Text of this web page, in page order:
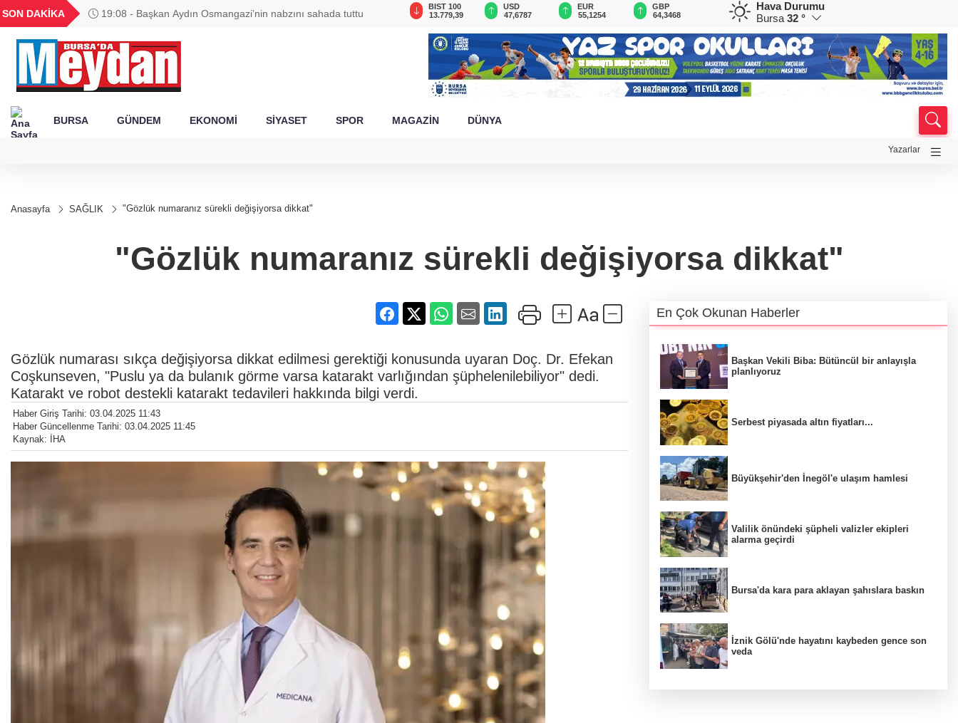
SON DAKİKA 19:08 - Başkan Aydın Osmangazi’nin nabzını sahada tuttu
GEL
18,2677
16,3788
27,9743
0,0018
6.660,55
BIST 100
13.779,39
USD
47,6787
EUR
55,1254
GBP
64,3468
CHF
59,0083
CAD
34,1883
Hava Durumu
Bursa 32 °
BURSA GÜNDEM EKONOMİ SİYASET SPOR MAGAZİN DÜNYA
Yazarlar
Anasayfa SAĞLIK "Gözlük numaranız sürekli değişiyorsa dikkat"
"Gözlük numaranız sürekli değişiyorsa dikkat"
Gözlük numarası sıkça değişiyorsa dikkat edilmesi gerektiği konusunda uyaran Doç. Dr. Efekan
Coşkunseven, "Puslu ya da bulanık görme varsa katarakt varlığından şüphelenilebiliyor" dedi.
Katarakt ve robot destekli katarakt tedavileri hakkında bilgi verdi.
Haber Giriş Tarihi: 03.04.2025 11:43
Haber Güncellenme Tarihi: 03.04.2025 11:45
Kaynak: İHA
En Çok Okunan Haberler
Başkan Vekili Biba: Bütüncül bir anlayışla
planlıyoruz
Serbest piyasada altın fiyatları...
Büyükşehir'den İnegöl'e ulaşım hamlesi
Valilik önündeki şüpheli valizler ekipleri
alarma geçirdi
Bursa'da kara para aklayan şahıslara baskın
İznik Gölü'nde hayatını kaybeden gence son
veda